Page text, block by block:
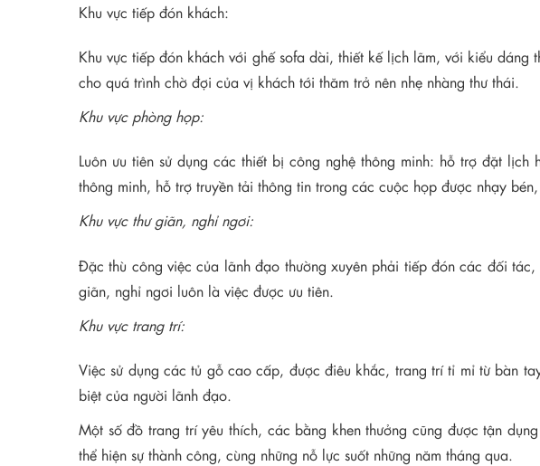
Khu vực tiếp đón khách:
Khu vực tiếp đón khách với ghế sofa dài, thiết kế lịch lãm, với kiểu
cho quá trình chờ đợi của vị khách tới thăm trở nên nhẹ nhàng thư thái.
Khu vực phòng họp:
Luôn ưu tiên sử dụng các thiết bị công nghệ thông minh: hỗ trợ đặt
thông minh, hỗ trợ truyền tải thông tin trong các cuộc họp được nhạy
Khu vực thư giãn, nghỉ ngơi:
Đặc thù công việc của lãnh đạo thường xuyên phải tiếp đón các đối
giãn, nghỉ ngơi luôn là việc được ưu tiên.
Khu vực trang trí:
Việc sử dụng các tủ gỗ cao cấp, được điêu khắc, trang trí tỉ mỉ từ bàn
biệt của người lãnh đạo.
Một số đồ trang trí yêu thích, các bằng khen thưởng cũng được tận
thể hiện sự thành công, cùng những nỗ lực suốt những năm tháng qua.